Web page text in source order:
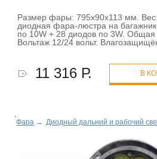
Размер фары: 795х90х113 мм.
диодная фара-люстра на
по 10W + 28 диодов по 3W. Общая
Вольтаж 12/24 вольт.
11 316 Р. В
Фара → Диодный дальний и рабочий